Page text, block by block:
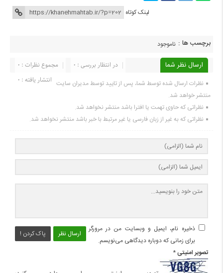
لینک کوتاه
برچسب ها : ناموجود
ارسال نظر شما مجموع نظرات : 0
در انتظار بررسی : 0
انتشار یافته : 0 نظرات ارسال شده توسط شما، پس از تایید توسط مدیران سایت
منتشر خواهد شد.
نظراتی که حاوی تهمت یا افترا باشد منتشر نخواهد شد.
نظراتی که به غیر از زبان فارسی یا غیر مرتبط با خبر باشد منتشر نخواهد شد.
ارسال نظر پاک کردن !
ذخیره نام، ایمیل و وبسایت من در مرورگر
برای زمانی که دوباره دیدگاهی می‌نویسم.
تصویر امنیتی*